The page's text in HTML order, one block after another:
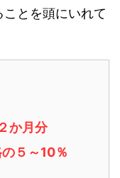
とを頭にいれて
か月分
５～10％